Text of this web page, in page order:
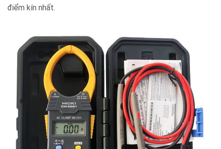
điểm kín nhất.